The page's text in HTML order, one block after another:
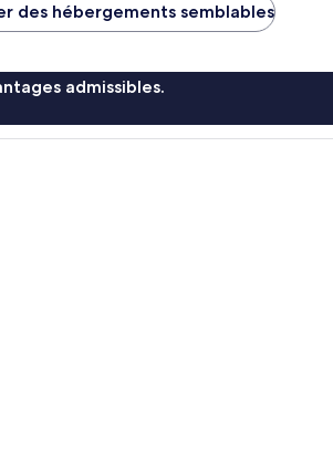
des hébergements semblables
admissibles.